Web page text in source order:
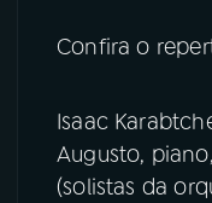
Confira o
Isaac
Augusto,
(solistas da